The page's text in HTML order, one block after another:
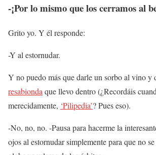
-¡Por lo mismo que los cerramos al
Grito yo. Y él responde:
-Y al estornudar.
Y no puedo más que darle un sorbo al vino y
resabionda que llevo dentro (¿Recordáis
merecidamente, ‘Pilipedia’? Pues eso).
-No, no, no. -Pausa para hacerme la
ojos al estornudar simplemente para que no